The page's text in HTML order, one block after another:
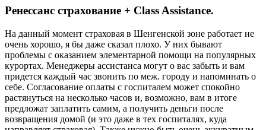
Ренессанс страхование + Class Assistance.
На данный момент страховая в Шенгенской зоне работает не
очень хорошо, я бы даже сказал плохо. У них бывают
проблемы с оказанием элементарной помощи на популярных
курортах. Менеджеры ассистанса могут о вас забыть и вам
придется каждый час звонить по меж. городу и напоминать о
себе. Согласование оплаты с госпиталем может спокойно
растянуться на несколько часов и, возможно, вам в итоге
предложат заплатить самим, а получить деньги после
возвращения домой (и это даже в тех госпиталях, куда